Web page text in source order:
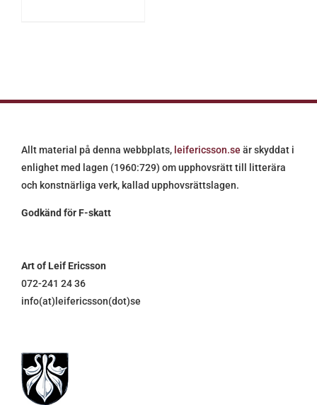
Allt material på denna webbplats, leifericsson.se är skyddat i
enlighet med lagen (1960:729) om upphovsrätt till litterära
och konstnärliga verk, kallad upphovsrättslagen.
Godkänd för F-skatt
Art of Leif Ericsson
072-241 24 36
info(at)leifericsson(dot)se